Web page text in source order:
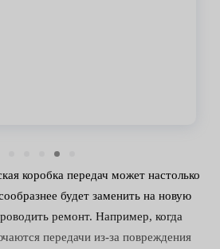
коробка передач может настолько
будет заменить на новую
ремонт. Например, когда
передачи из-за повреждения